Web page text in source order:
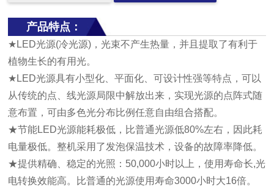
产品特点：
★LED光源(冷光源)，光束不产生热量，并且提取了有利于
植物生长的有用光。
★LED光源具有小型化、平面化、可设计性强等特点，可以
从传统的点、线光源局限中解放出来，实现光源的点阵式随
意布置，可由多色光分布比例任意自由组合搭配。
★节能LED光源能耗极低，比普通光源低80%左右，因此耗
电量极低。整机采用了发泡保温技术，设备的故障率降低。
★提供精确、稳定的光照：50,000小时以上，使用寿命长,光
电转换效能高。比普通的光源使用寿命3000小时大16倍。